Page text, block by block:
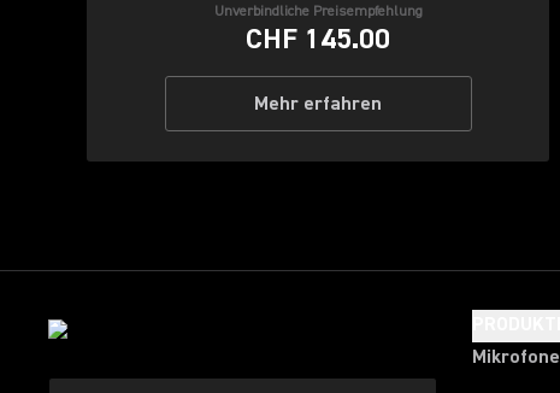
Unverbindliche Preisempfehlung
CHF 145.00
Mehr erfahren
Mikrofone